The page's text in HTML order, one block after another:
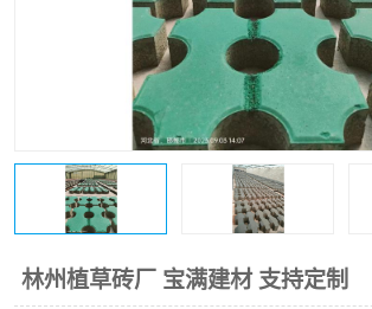
林州植草砖厂 宝满建材 支持定制
pc仿石砖